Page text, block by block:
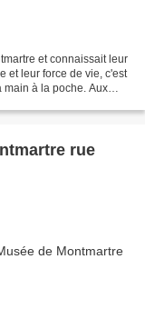
et connaissait leur
et leur force de vie, c'est
main à la poche. Aux
rue